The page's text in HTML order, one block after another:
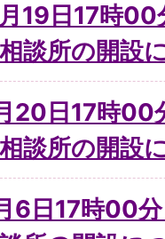
月19日17時
談所の開設
20日17時00
談所の開設
6日17時00